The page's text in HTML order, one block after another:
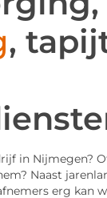
,
in Nijmegen?
Naast
erg kan